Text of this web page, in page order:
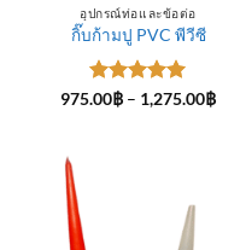
อุปกรณ์ท่อและข้อต่อ
กิ๊บก้ามปู PVC พีวีซี
ให้คะแนน
975.00฿ – 1,275.00฿Price